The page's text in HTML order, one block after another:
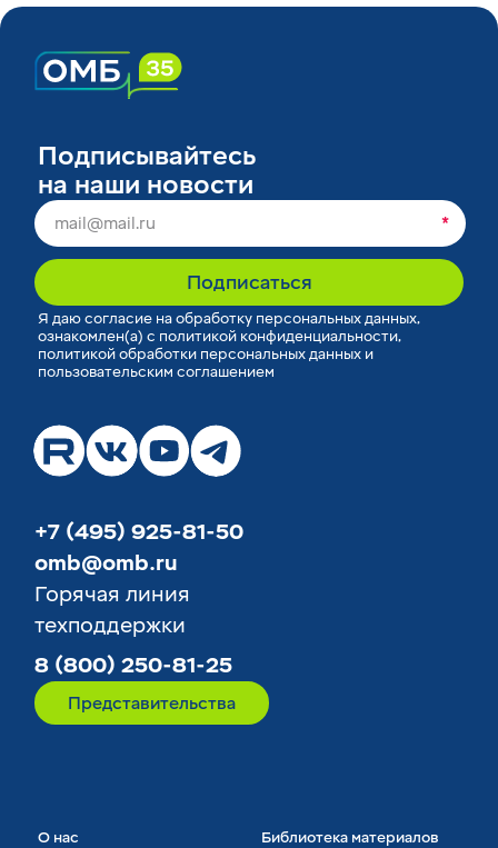
Подписывайтесь
на наши новости
*
Подписаться
Я даю согласие на обработку персональных данных,
ознакомлен(а) с политикой конфиденциальности,
политикой обработки персональных данных и
пользовательским соглашением
+7 (495) 925-81-50
omb@omb.ru
Горячая линия
техподдержки
8 (800) 250-81-25
Представительства
О нас Библиотека материалов